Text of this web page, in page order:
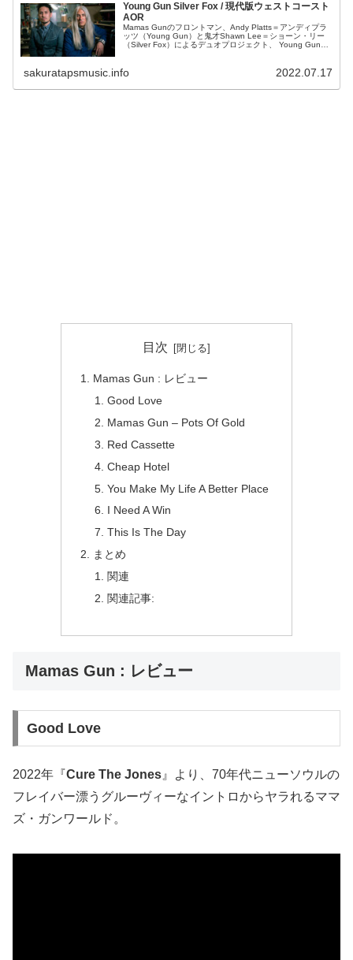
Young Gun Silver Fox / 現代版ウェストコースト
AOR
Mamas Gunのフロントマン、Andy Platts＝アンディプラ
ッツ（Young Gun）と鬼才Shawn Lee＝ショーン・リー
（Silver Fox）によるデュオプロジェクト、 Young Gun
ンAORを展開しています。
sakuratapsmusic.info 2022.07.17
目次
Mamas Gun : レビュー
Good Love
Mamas Gun – Pots Of Gold
Red Cassette
Cheap Hotel
You Make My Life A Better Place
I Need A Win
This Is The Day
まとめ
関連
関連記事:
Mamas Gun : レビュー
Good Love
2022年『Cure The Jones 』より、70年代ニューソウルの
フレイバー漂うグルーヴィーなイントロからヤラれるママ
ズ・ガンワールド。